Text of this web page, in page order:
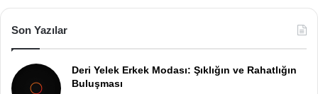
Son Yazılar
Deri Yelek Erkek Modası: Şıklığın ve Rahatlığın
Buluşması